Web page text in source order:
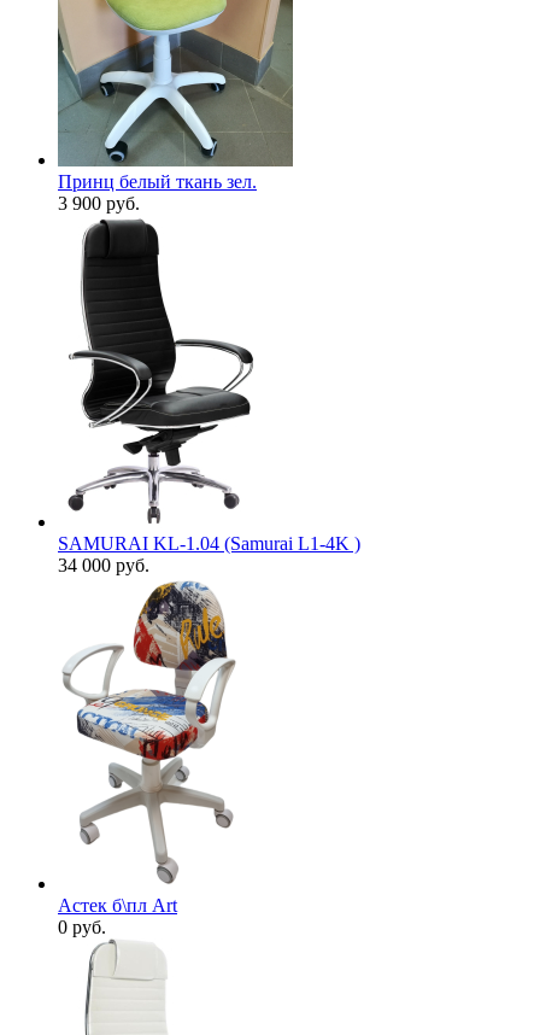
Принц белый ткань зел.
3 900 руб.
SAMURAI KL-1.04 (Samurai L1-4K )
34 000 руб.
Астек б\пл Art
0 руб.